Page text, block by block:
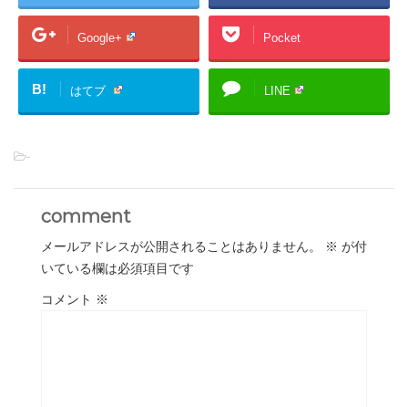
Google+ Pocket
B! はてブ LINE
-
comment
メールアドレスが公開されることはありません。 ※ が付
いている欄は必須項目です
コメント ※